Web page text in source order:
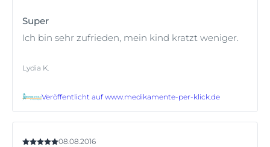
Super
Ich bin sehr zufrieden, mein kind kratzt weniger.
Lydia K.
Veröffentlicht auf www.medikamente-per-klick.de
08.08.2016